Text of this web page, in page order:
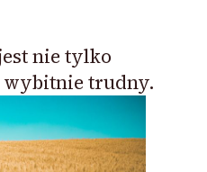
nie tylko
wybitnie trudny.